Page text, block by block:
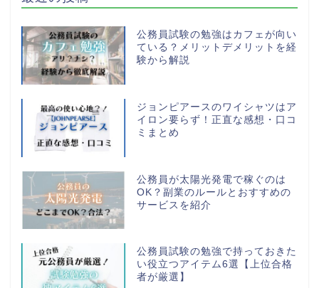
公務員試験の勉強はカフェが向い
ている？メリットデメリットを経
験から解説
ジョンピアースのワイシャツはア
イロン要らず！正直な感想・口コ
ミまとめ
公務員が太陽光発電で稼ぐのは
OK？副業のルールとおすすめの
サービスを紹介
公務員試験の勉強で持っておきた
い役立つアイテム6選【上位合格
者が厳選】